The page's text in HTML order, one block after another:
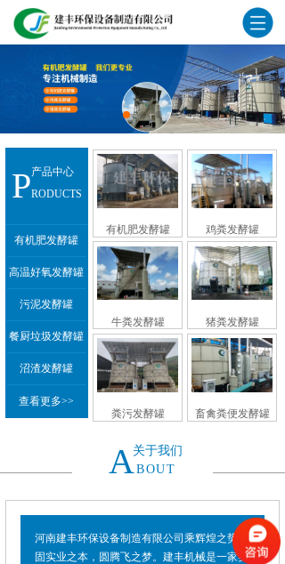
产品中心
PRODUCTS
有机肥发酵罐
高温好氧发酵罐
污泥发酵罐
餐厨垃圾发酵罐
沼渣发酵罐
查看更多>>
有机肥发酵罐 鸡粪发酵罐
牛粪发酵罐 猪粪发酵罐
粪污发酵罐 畜禽粪便发酵罐
关于我们
ABOUT
河南建丰环保设备制造有限公司乘辉煌之势，
固实业之本，圆腾飞之梦。建丰机械是一家实